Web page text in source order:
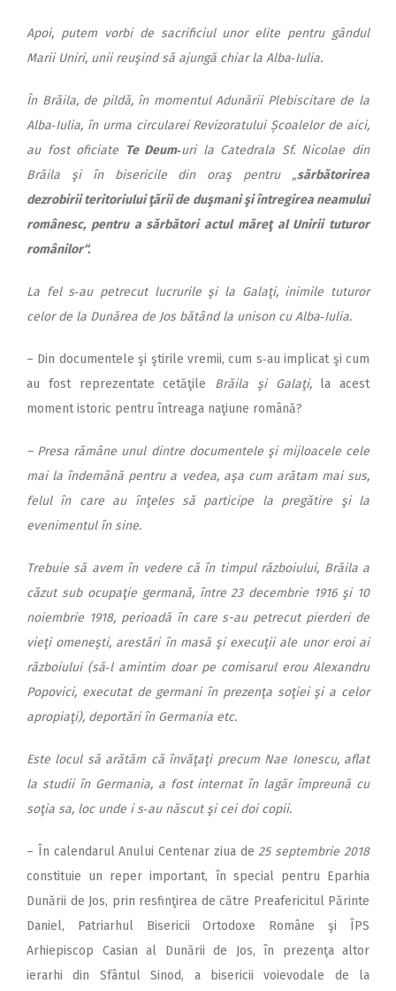
Apoi, putem vorbi de sacrificiul unor elite pentru gândul
Marii Uniri, unii reuşind să ajungă chiar la Alba‑Iulia.
În Brăila, de pildă, în momentul Adunării Plebiscitare de la
Alba‑Iulia, în urma circularei Revizoratului Școalelor de aici,
au fost oficiate Te Deum‑uri la Catedrala Sf. Nicolae din
Brăila şi în bisericile din oraş pentru „sărbătorirea
dezrobirii teritoriului ţării de duşmani şi întregirea neamului
românesc, pentru a sărbători actul măreţ al Unirii tuturor
românilor“.
La fel s‑au petrecut lucrurile şi la Galaţi, inimile tuturor
celor de la Dunărea de Jos bătând la unison cu Alba‑Iulia.
– Din documentele şi ştirile vremii, cum s‑au implicat şi cum
au fost reprezentate cetăţile Brăila şi Galaţi, la acest
moment istoric pentru întreaga naţiune română?
– Presa rămâne unul dintre documentele şi mijloacele cele
mai la îndemână pentru a vedea, aşa cum arătam mai sus,
felul în care au înţeles să participe la pregătire şi la
evenimentul în sine.
Trebuie să avem în vedere că în timpul războiului, Brăila a
căzut sub ocupaţie germană, între 23 decembrie 1916 şi 10
noiembrie 1918, perioadă în care s-au petrecut pierderi de
vieţi omeneşti, arestări în masă şi execuţii ale unor eroi ai
războiului (să‑l amintim doar pe comisarul erou Alexandru
Popovici, executat de germani în prezenţa soţiei şi a celor
apropiaţi), deportări în Germania etc.
Este locul să arătăm că învăţaţi precum Nae Ionescu, aflat
la studii în Germania, a fost internat în lagăr împreună cu
soţia sa, loc unde i s‑au născut şi cei doi copii.
– În calendarul Anului Centenar ziua de25 septembrie 2018
constituie un reper important, în special pentru Eparhia
Dunării de Jos, prin resfinţirea de către Preafericitul Părinte
Daniel, Patriarhul Bisericii Ortodoxe Române şi ÎPS
Arhiepiscop Casian al Dunării de Jos, în prezenţa altor
ierarhi din Sfântul Sinod, a bisericii voievodale de la